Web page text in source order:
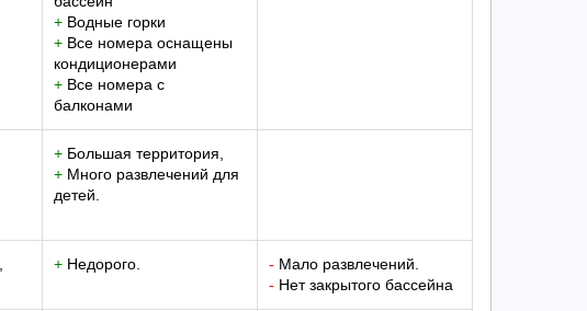
+ Водные горки
+ Все номера оснащены
кондиционерами
+ Все номера с
балконами
+ Большая территория,
+ Много развлечений для
детей.
+ Недорого. - Мало развлечений.
- Нет закрытого бассейна